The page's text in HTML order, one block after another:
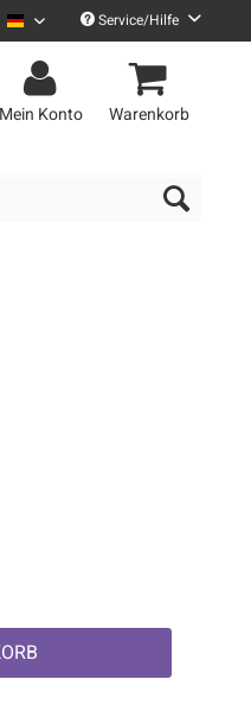
Selig DeutschService/Hilfe
Mein Konto Warenkorb